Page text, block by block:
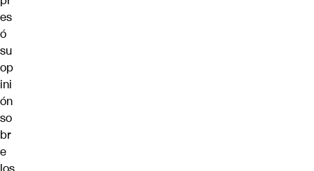
es
ó
su
op
ini
ón
so
br
e